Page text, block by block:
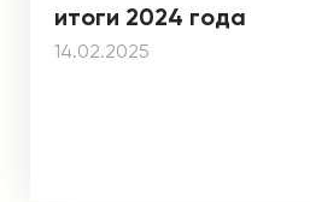
итоги 2024 года
14.02.2025